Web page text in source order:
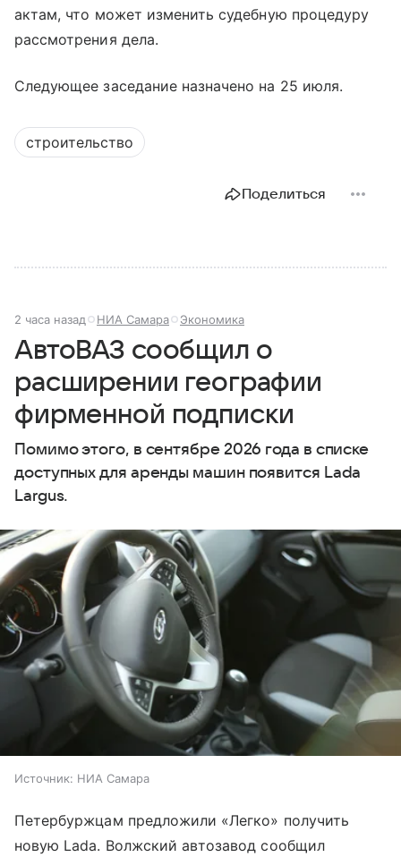
актам, что может изменить судебную процедуру
рассмотрения дела.
Следующее заседание назначено на 25 июля.
строительство
Поделиться
2 часа назад НИА Самара Экономика
АвтоВАЗ сообщил о
расширении географии
фирменной подписки
Помимо этого, в сентябре 2026 года в списке
доступных для аренды машин появится Lada
Largus.
Источник: НИА Самара
Петербуржцам предложили «Легко» получить
новую Lada. Волжский автозавод сообщил